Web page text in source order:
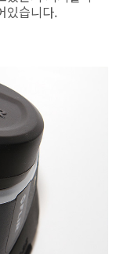
있습니다.